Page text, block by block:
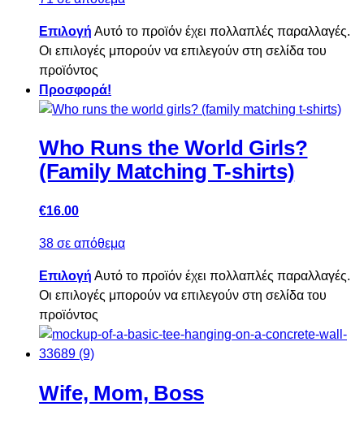
Επιλογή Αυτό το προϊόν έχει πολλαπλές παραλλαγές.
Οι επιλογές μπορούν να επιλεγούν στη σελίδα του
προϊόντος
Προσφορά!
Who Runs the World Girls?
(Family Matching T-shirts)
€16.00
38 σε απόθεμα
Επιλογή Αυτό το προϊόν έχει πολλαπλές παραλλαγές.
Οι επιλογές μπορούν να επιλεγούν στη σελίδα του
προϊόντος
Wife, Mom, Boss